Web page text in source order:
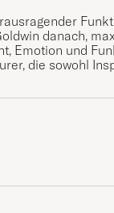
danach,
Emotion und
die sowohl